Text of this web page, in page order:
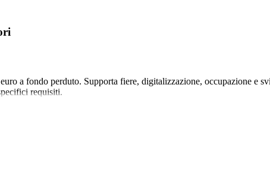
a fondo perduto. Supporta fiere, digitalizzazione, occupazione e
requisiti.